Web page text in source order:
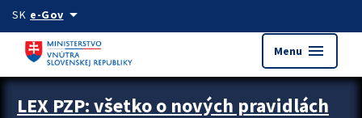
Preskocit na hlavný obsah
SK e-Govarrow_drop_down
Menu menu
Zastavit automatický posun upútavok
LEX PZP: všetko o nových pravidlách